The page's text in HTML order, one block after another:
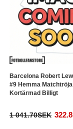
Barcelona Robert
#9 Hemma
Kortärmad Billigt
1 041.70SEK